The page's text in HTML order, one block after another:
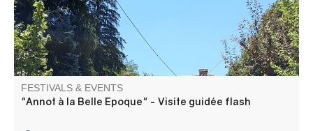
FESTIVALS & EVENTS
"Annot à la Belle Epoque" - Visite guidée flash